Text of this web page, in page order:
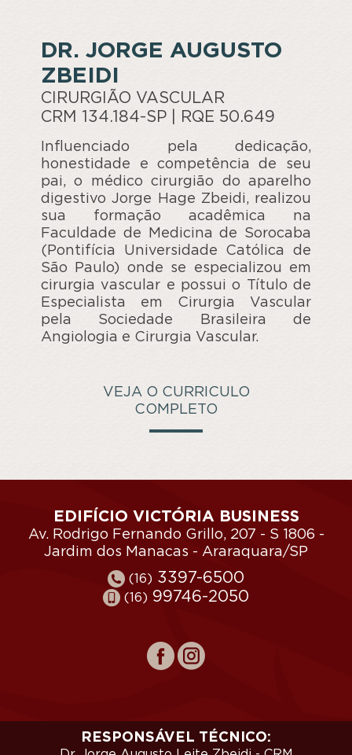
DR. JORGE AUGUSTO
ZBEIDI
CIRURGIÃO VASCULAR
CRM 134.184-SP | RQE 50.649
Influenciado pela dedicação,
honestidade e competência de seu
pai, o médico cirurgião do aparelho
digestivo Jorge Hage Zbeidi, realizou
sua formação acadêmica na
Faculdade de Medicina de Sorocaba
(Pontifícia Universidade Católica de
São Paulo) onde se especializou em
cirurgia vascular e possui o Título de
Especialista em Cirurgia Vascular
pela Sociedade Brasileira de
Angiologia e Cirurgia Vascular.
VEJA O CURRICULO
COMPLETO
EDIFÍCIO VICTÓRIA BUSINESS
Av. Rodrigo Fernando Grillo, 207 - S 1806 -
Jardim dos Manacas - Araraquara/SP
(16) 3397-6500
(16) 99746-2050
RESPONSÁVEL TÉCNICO: